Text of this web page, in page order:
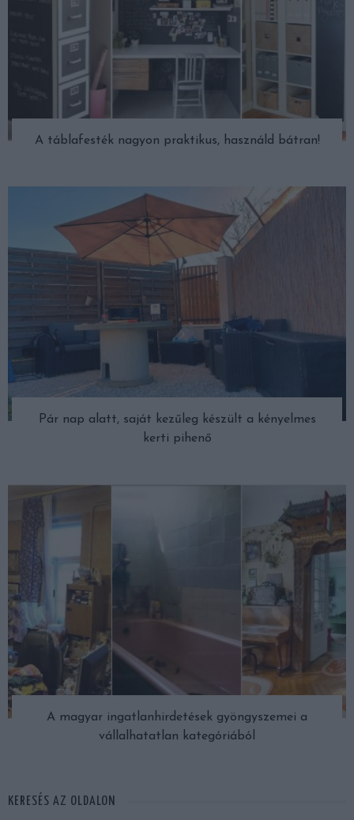
A táblafesték nagyon praktikus, használd bátran!
Pár nap alatt, saját kezűleg készült a kényelmes
kerti pihenő
A magyar ingatlanhirdetések gyöngyszemei a
vállalhatatlan kategóriából
KERESÉS AZ OLDALON